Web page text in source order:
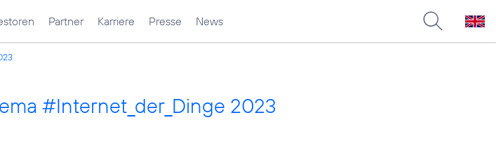
Partner Karriere Presse News
#Internet_der_Dinge 2023